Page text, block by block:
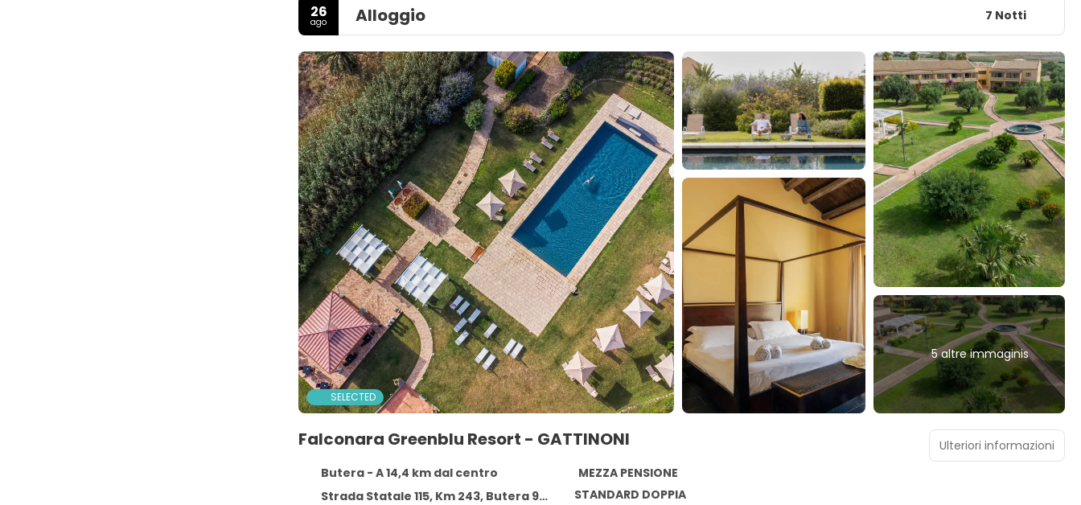
26
ago Alloggio 7 Notti
SELECTED
5 altre immaginis
Falconara Greenblu Resort - GATTINONI
Butera - A 14,4 km dal centro
MEZZA PENSIONE
Strada Statale 115, Km 243, Butera 93011
STANDARD DOPPIA
Ulteriori informazioni